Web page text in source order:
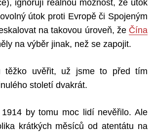
ignorují reálnou možnost, že útok
útok proti Evropě či Spojeným
na takovou úroveň, že Čína
na výběr jinak, než se zapojit.
těžko uvěřit, už jsme to před tím
století dvakrát.
by tomu moc lidí nevěřilo. Ale
krátkých měsíců od atentátu na